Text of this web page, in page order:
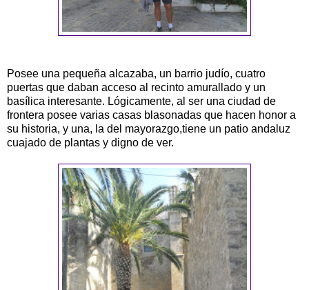
Posee una pequeña alcazaba, un barrio judío, cuatro
puertas que daban acceso al recinto amurallado y un
basílica interesante. Lógicamente, al ser una ciudad de
frontera posee varias casas blasonadas que hacen honor a
su historia, y una, la del mayorazgo,tiene un patio andaluz
cuajado de plantas y digno de ver.